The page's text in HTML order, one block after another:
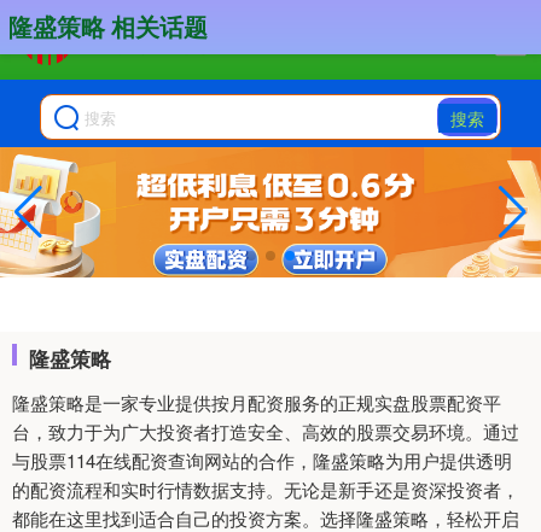
搜索
隆盛策略
隆盛策略是一家专业提供按月配资服务的正规实盘股票配资平
台，致力于为广大投资者打造安全、高效的股票交易环境。通过
与股票114在线配资查询网站的合作，隆盛策略为用户提供透明
的配资流程和实时行情数据支持。无论是新手还是资深投资者，
都能在这里找到适合自己的投资方案。选择隆盛策略，轻松开启
隆盛策略 相关话题